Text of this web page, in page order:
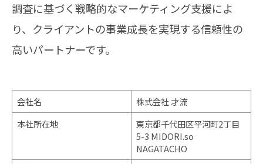
調査に基づく戦略的なマーケティング支援によ
り、クライアントの事業成長を実現する信頼性の
高いパートナーです。
会社名
株式会社 才流
本社所在地
東京都千代田区平河町2丁目
5-3 MIDORI.so
NAGATACHO